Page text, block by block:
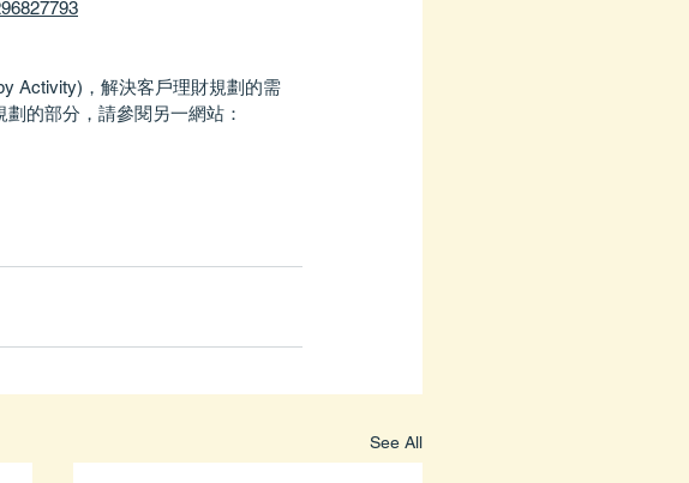
Activity)，解決客戶理財規劃的需
的部分，請參閱另一網站：
See All